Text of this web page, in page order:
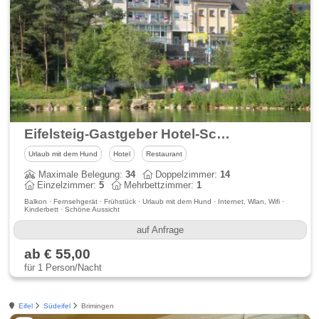
Eifelsteig-Gastgeber Hotel-Schlossblick *** Wohlfühlhotel - Eifel
Urlaub mit dem Hund Hotel Restaurant
Maximale Belegung:34 Doppelzimmer:14
Einzelzimmer:5 Mehrbettzimmer:1
Balkon · Fernsehgerät · Frühstück · Urlaub mit dem Hund · Internet, Wlan, Wifi ·
Kinderbett · Schöne Aussicht
auf Anfrage
ab € 55,00
für 1 Person/Nacht
Eifel Südeifel Brimingen